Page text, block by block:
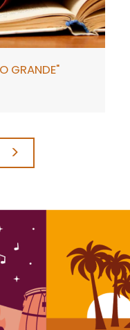
GRANDE"